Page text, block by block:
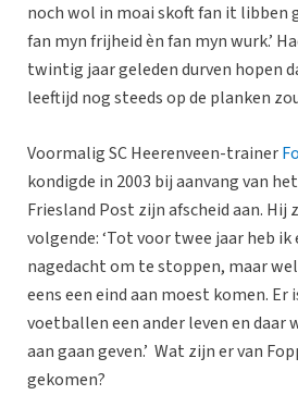
noch wol in moai skoft fan it libben
fan myn frijheid èn fan myn wurk.’
twintig jaar geleden durven hopen
leeftijd nog steeds op de planken
Voormalig SC Heerenveen-trainer
kondigde in 2003 bij aanvang van
Friesland Post zijn afscheid aan. Hij
volgende: ‘Tot voor twee jaar heb
nagedacht om te stoppen, maar
eens een eind aan moest komen. Er
voetballen een ander leven en daar
aan gaan geven.’ Wat zijn er van
gekomen?